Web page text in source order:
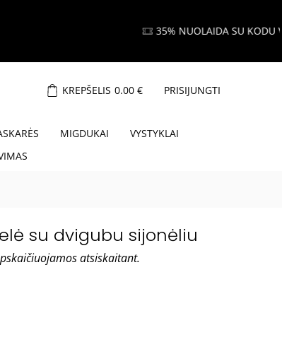
KREPŠELIS 0.00 € PRISIJUNGTI
MIGDUKAI
VYSTYKLAI
su dvigubu sijonėliu
atsiskaitant.